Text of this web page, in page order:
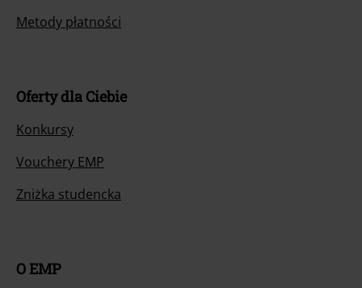
Metody płatności
Oferty dla Ciebie
Konkursy
Vouchery EMP
Zniżka studencka
O EMP